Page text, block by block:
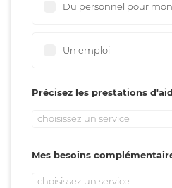
Du personnel pour
Un emploi
Précisez les prestations
choisissez un service
Mes besoins
choisissez un service